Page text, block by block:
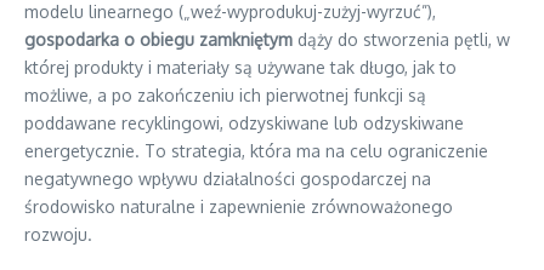
modelu linearnego („weź-wyprodukuj-zużyj-wyrzuć”),
gospodarka o obiegu zamkniętym dąży do stworzenia pętli, w
której produkty i materiały są używane tak długo, jak to
możliwe, a po zakończeniu ich pierwotnej funkcji są
poddawane recyklingowi, odzyskiwane lub odzyskiwane
energetycznie. To strategia, która ma na celu ograniczenie
negatywnego wpływu działalności gospodarczej na
środowisko naturalne i zapewnienie zrównoważonego
rozwoju.